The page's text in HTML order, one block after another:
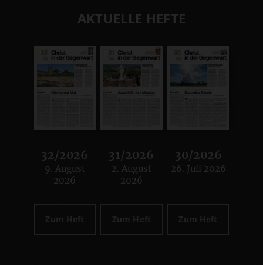
AKTUELLE HEFTE
32/2026
:
9. August
2026
Zum Heft
31/2026
:
2. August
2026
Zum Heft
30/2026
:
26. Juli 2026
Zum Heft